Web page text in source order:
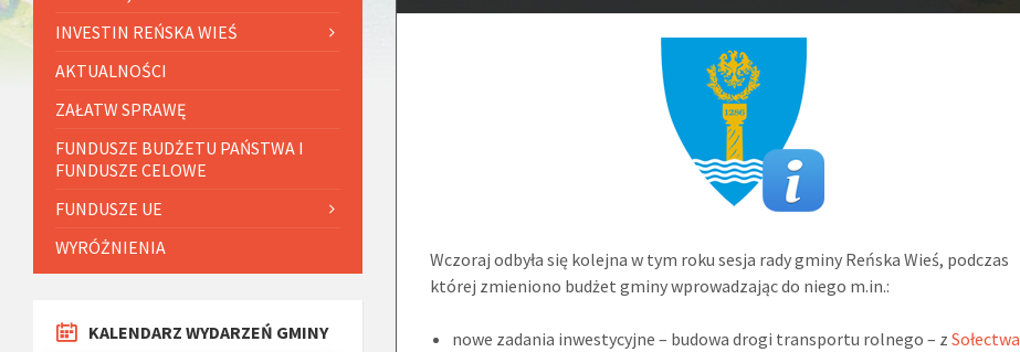
Wczoraj odbyła się kolejna w tym roku sesja rady gminy Reńska Wieś, podczas
której zmieniono budżet gminy wprowadzając do niego m.in.:
nowe zadania inwestycyjne – budowa drogi transportu rolnego – zSołectwa
INVESTIN REŃSKA WIEŚ
AKTUALNOŚCI
ZAŁATW SPRAWĘ
FUNDUSZE BUDŻETU PAŃSTWA I
FUNDUSZE CELOWE
FUNDUSZE UE
WYRÓŻNIENIA
KALENDARZ WYDARZEŃ GMINY